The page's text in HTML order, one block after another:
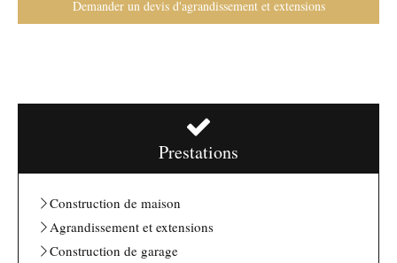
Demander un devis d'agrandissement et extensions
Prestations
Construction de maison
Agrandissement et extensions
Construction de garage